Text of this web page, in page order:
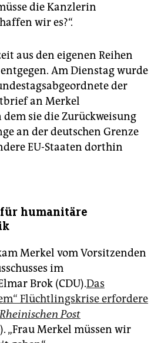
die Kanzlerin
wir es?“.
aus den eigenen Reihen
Am Dienstag wurde
der
an Merkel
sie die Zurückweisung
an der deutschen Grenze
EU-Staaten dorthin
humanitäre
Merkel vom Vorsitzenden
im
Brok (CDU).Das
Flüchtlingskrise erfordere
Rheinischen Post
„Frau Merkel müssen wir